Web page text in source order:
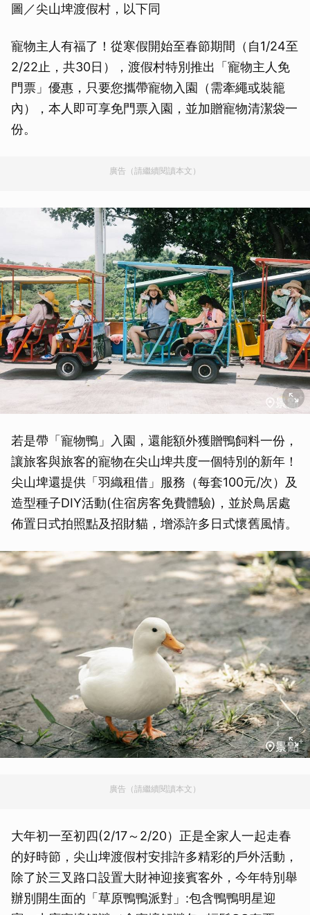
圖／尖山埤渡假村，以下同
寵物主人有福了！從寒假開始至春節期間（自1/24至
2/22止，共30日），渡假村特別推出「寵物主人免
門票」優惠，只要您攜帶寵物入園（需牽繩或裝籠
內），本人即可享免門票入園，並加贈寵物清潔袋一
份。
廣告（請繼續閱讀本文）
若是帶「寵物鴨」入園，還能額外獲贈鴨飼料一份，
讓旅客與旅客的寵物在尖山埤共度一個特別的新年！
尖山埤還提供「羽織租借」服務（每套100元/次）及
造型種子DIY活動(住宿房客免費體驗)，並於鳥居處
佈置日式拍照點及招財貓，增添許多日式懷舊風情。
廣告（請繼續閱讀本文）
大年初一至初四(2/17～2/20）正是全家人一起走春
的好時節，尖山埤渡假村安排許多精彩的戶外活動，
除了於三叉路口設置大財神迎接賓客外，今年特別舉
辦別開生面的「草原鴨鴨派對」:包含鴨鴨明星迎